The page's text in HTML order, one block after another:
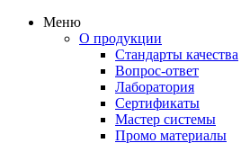
Меню
О продукции
Стандарты качества
Вопрос-ответ
Лаборатория
Сертификаты
Мастер системы
Промо материалы